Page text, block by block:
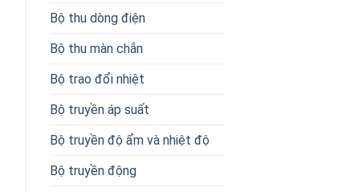
Bộ thu dòng điện
Bộ thu màn chắn
Bộ trao đổi nhiệt
Bộ truyền áp suất
Bộ truyền độ ẩm và nhiệt độ
Bộ truyền động